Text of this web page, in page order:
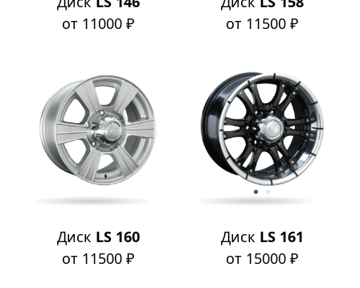
от 11000 ₽
от 11500 ₽
Диск LS 160
от 11500 ₽
Диск LS 161
от 15000 ₽